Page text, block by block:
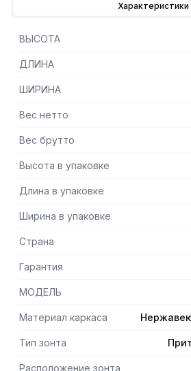
предметах мебели и кухонной
оборудование формирует
защищает сотрудников горячего
— Бескаркасный
0,8мм
— Поставляется в собранном виде
Характеристики
ВЫСОТА
ДЛИНА
ШИРИНА
Вес нетто
Вес брутто
Высота в упаковке
Длина в упаковке
Ширина в упаковке
Страна
Гарантия
МОДЕЛЬ
Материал каркаса
Тип зонта
Расположение зонта